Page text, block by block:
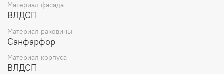
Материал фасада
ВЛДСП
Материал раковины
Санфарфор
Материал корпуса
ВЛДСП